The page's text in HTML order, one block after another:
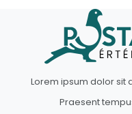
Lorem ipsum dolor sit
Praesent